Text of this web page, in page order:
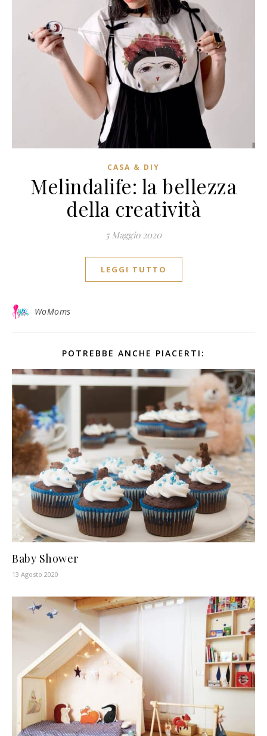
CASA & DIY
Melindalife: la bellezza
della creatività
5 Maggio 2020
LEGGI TUTTO
WoMoms
POTREBBE ANCHE PIACERTI:
Baby Shower
13 Agosto 2020